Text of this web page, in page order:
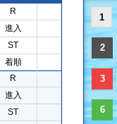
R
進入
ST
着順
R
進入
ST
1
2
3
6